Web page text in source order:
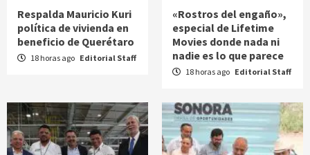
Respalda Mauricio Kuri
política de vivienda en
beneficio de Querétaro
18 horas ago Editorial Staff
«Rostros del engaño»,
especial de Lifetime
Movies donde nada ni
nadie es lo que parece
18 horas ago Editorial Staff